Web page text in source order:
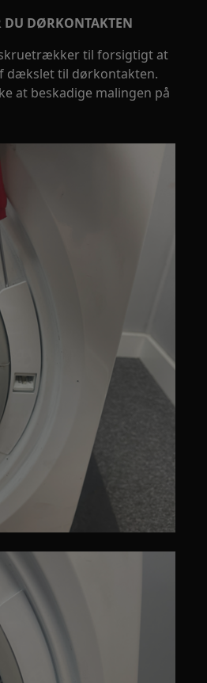
DU DØRKONTAKTEN
til forsigtigt at
dækslet til dørkontakten.
at beskadige malingen på